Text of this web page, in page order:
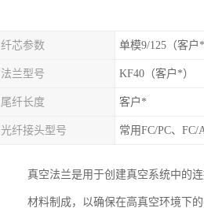
纤芯参数 单模9/125（客户*
法兰型号 KF40（客户*）
尾纤长度 客户*
光纤接头型号 常用FC/PC、FC/
真空法兰是用于创建真空系统中的
材料制成，以确保在高真空环境下的